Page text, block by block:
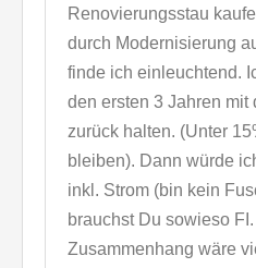
Renovierungsstau
durch Modernisierung
finde ich einleuchtend.
den ersten 3 Jahren mit
zurück halten. (Unter
bleiben). Dann würde
inkl. Strom (bin kein
brauchst Du sowieso
Zusammenhang wäre